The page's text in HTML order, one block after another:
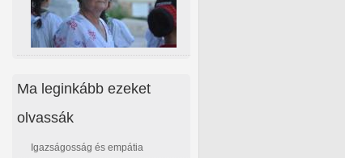
Ma leginkább ezeket
olvassák
Igazságosság és empátia